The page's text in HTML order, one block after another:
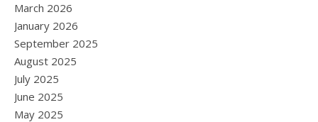
March 2026
January 2026
September 2025
August 2025
July 2025
June 2025
May 2025